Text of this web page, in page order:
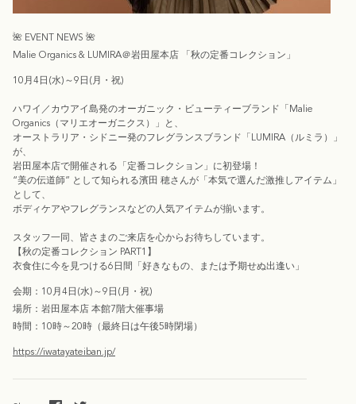
🌺 EVENT NEWS 🌺
Malie Organics & LUMIRA＠岩田屋本店 「秋の定番コレクション」
10月4日(水)～9日(月・祝)
ハワイ／カウアイ島発のオーガニック・ビューティーブランド「Malie
Organics（マリエオーガニクス）」と、
オーストラリア・シドニー発のフレグランスブランド「LUMIRA（ルミラ）」
が、
岩田屋本店で開催される「定番コレクション」に初登場！
“美の伝道師” として知られる濱田 穂さんが「本気で選んだ激推しアイテム」
として、
ボディケアやフレグランスなどの人気アイテムが揃います。
スタッフ一同、 皆さまのご来店を心からお待ちしています。
【秋の定番コレクション PART1】
衣食住に今を見つける6日間「好きなもの、または予期せぬ出逢い」
会期：10月4日(水)～9日(月・祝)
場所：岩田屋本店 本館7階大催事場
時間：10時～20時（最終日は午後5時閉場）
https://iwatayateiban.jp/